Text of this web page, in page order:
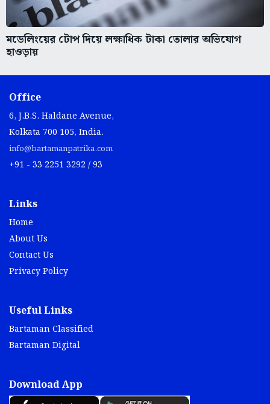
মডেলিংয়ের টোপ দিয়ে লক্ষাধিক টাকা তোলার অভিযোগ
হাওড়ায়
Office
6, J.B.S. Haldane Avenue,
Kolkata 700 105, India.
info@bartamanpatrika.com
+91 - 33 2251 3292 / 93
Links
Home
About Us
Contact Us
Privacy Policy
Useful Links
Bartaman Classified
Bartaman Digital
Download App